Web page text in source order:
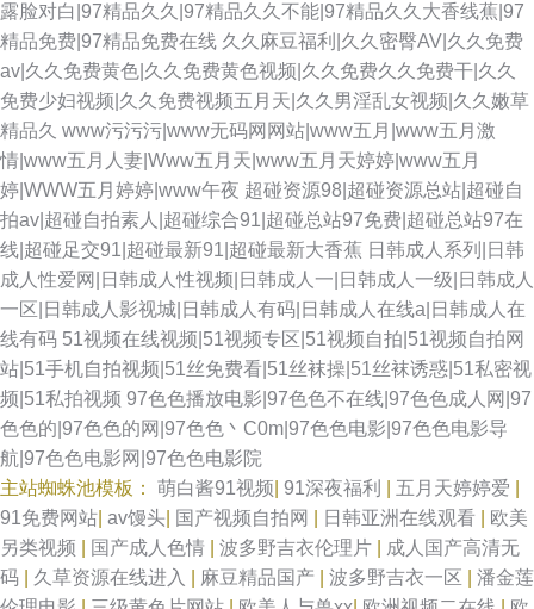
露脸对白|97精品久久|97精品久久不能|97精品久久大香线蕉|97
精品免费|97精品免费在线 久久麻豆福利|久久密臀AV|久久免费
av|久久免费黄色|久久免费黄色视频|久久免费久久免费干|久久
免费少妇视频|久久免费视频五月天|久久男淫乱女视频|久久嫩草
精品久 www污污污|www无码网网站|www五月|www五月激
情|www五月人妻|Www五月天|www五月天婷婷|www五月
婷|WWW五月婷婷|www午夜 超碰资源98|超碰资源总站|超碰自
拍av|超碰自拍素人|超碰综合91|超碰总站97免费|超碰总站97在
线|超碰足交91|超碰最新91|超碰最新大香蕉 日韩成人系列|日韩
成人性爱网|日韩成人性视频|日韩成人一|日韩成人一级|日韩成人
一区|日韩成人影视城|日韩成人有码|日韩成人在线a|日韩成人在
线有码 51视频在线视频|51视频专区|51视频自拍|51视频自拍网
站|51手机自拍视频|51丝免费看|51丝袜操|51丝袜诱惑|51私密视
频|51私拍视频 97色色播放电影|97色色不在线|97色色成人网|97
色色的|97色色的网|97色色丶C0m|97色色电影|97色色电影导
航|97色色电影网|97色色电影院
主站蜘蛛池模板： 萌白酱91视频 91深夜福利 五月天婷婷爱
91免费网站 av馒头 国产视频自拍网 日韩亚洲在线观看
欧美
另类视频
国产成人色情 波多野吉衣伦理片
成人国产高清无
码
久草资源在线进入 麻豆精品国产 波多野吉衣一区
潘金莲